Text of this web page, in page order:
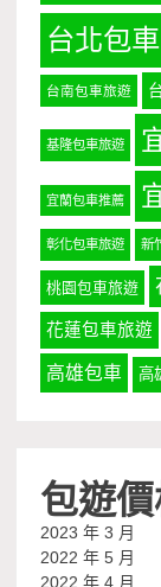
台北包車
台南包車旅遊
基隆包車旅遊
宜蘭包車推薦
彰化包車旅遊 新
桃園包車旅遊
花蓮包車旅遊
高雄包車 高
包遊
2023 年 3 月
2022 年 5 月
2022 年 4 月